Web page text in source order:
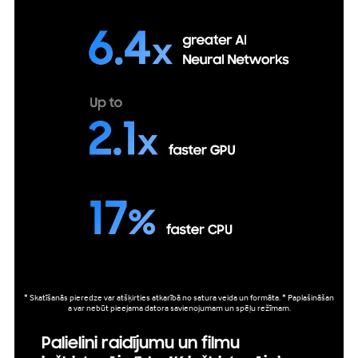
* Skatīšanās pieredze var atšķirties atkarībā no satura veida un formāta. * Paplašināšan
a var nebūt pieejama datora savienojumam un spēļu režīmam.
Palielini raidījumu un filmu